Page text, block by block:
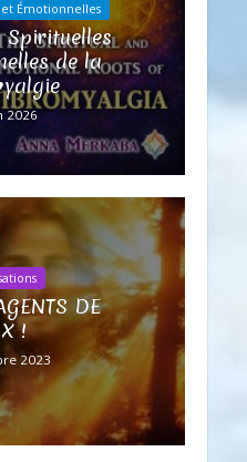
Émotionnelles
Spirituelles
de la
2026
DE
!
2023